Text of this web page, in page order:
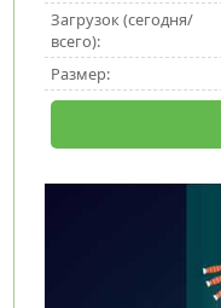
Загрузок (сегодня/
всего):
Размер: